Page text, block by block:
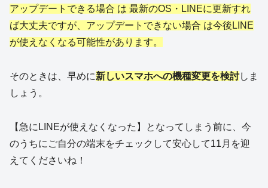
アップデートできる場合 は 最新のOS・LINEに更新すれ
ば大丈夫ですが、アップデートできない場合 は今後LINE
が使えなくなる可能性があります。
そのときは、早めに新しいスマホへの機種変更を検討しま
しょう。
【急にLINEが使えなくなった】となってしまう前に、今
のうちにご自分の端末をチェックして安心して11月を迎
えてくださいね！